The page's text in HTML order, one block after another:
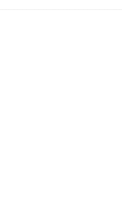
KFZ-Kennzeichen oder auch
wurde. Außerdem können Sie